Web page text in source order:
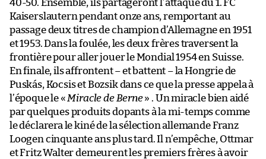
40-50. Ensemble, ils partageront l’attaque du 1. FC
Kaiserslautern pendant onze ans, remportant au
passage deux titres de champion d’Allemagne en 1951
et 1953. Dans la foulée, les deux frères traversent la
frontière pour aller jouer le Mondial 1954 en Suisse.
En finale, ils affrontent – et battent – la Hongrie de
Puskás, Kocsis et Bozsik dans ce que la presse appela à
l’époque le « Miracle de Berne» . Un miracle bien aidé
par quelques produits dopants à la mi-temps comme
le déclarera le kiné de la sélection allemande Franz
Loogen cinquante ans plus tard. Il n’empêche, Ottmar
et Fritz Walter demeurent les premiers frères à avoir